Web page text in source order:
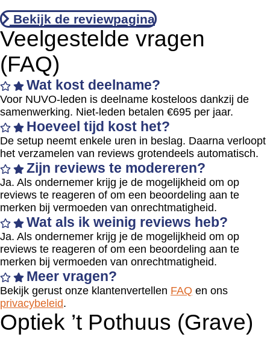
Bekijk de reviewpagina
Veelgestelde vragen
(FAQ)
Wat kost deelname?
Voor NUVO-leden is deelname kosteloos dankzij de
samenwerking. Niet-leden betalen €695 per jaar.
Hoeveel tijd kost het?
De setup neemt enkele uren in beslag. Daarna verloopt
het verzamelen van reviews grotendeels automatisch.
Zijn reviews te modereren?
Ja. Als ondernemer krijg je de mogelijkheid om op
reviews te reageren of om een beoordeling aan te
merken bij vermoeden van onrechtmatigheid.
Wat als ik weinig reviews heb?
Ja. Als ondernemer krijg je de mogelijkheid om op
reviews te reageren of om een beoordeling aan te
merken bij vermoeden van onrechtmatigheid.
Meer vragen?
Bekijk gerust onze klantenvertellen FAQ en ons
privacybeleid.
Optiek ’t Pothuus (Grave)